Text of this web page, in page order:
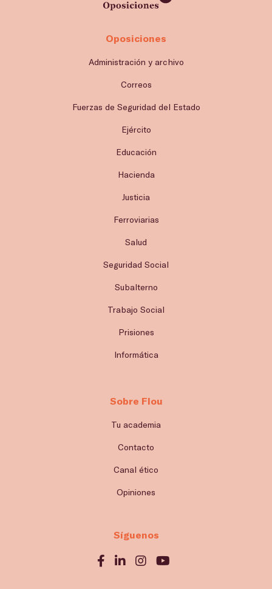
Oposiciones
Administración y archivo
Correos
Fuerzas de Seguridad del Estado
Ejército
Educación
Hacienda
Justicia
Ferroviarias
Salud
Seguridad Social
Subalterno
Trabajo Social
Prisiones
Informática
Sobre Flou
Tu academia
Contacto
Canal ético
Opiniones
Síguenos